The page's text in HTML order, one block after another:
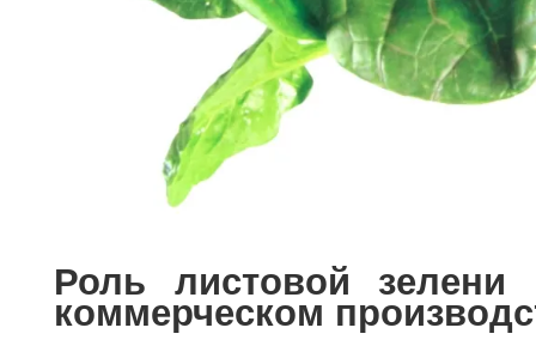
Роль листовой
коммерческом